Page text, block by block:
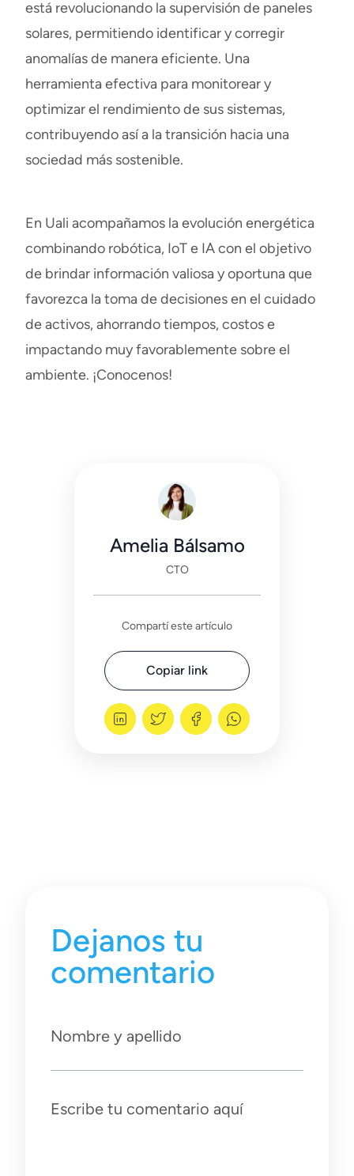
está revolucionando la supervisión de paneles
solares, permitiendo identificar y corregir
anomalías de manera eficiente. Una
herramienta efectiva para monitorear y
optimizar el rendimiento de sus sistemas,
contribuyendo así a la transición hacia una
sociedad más sostenible.
En Uali acompañamos la evolución energética
combinando robótica, IoT e IA con el objetivo
de brindar información valiosa y oportuna que
favorezca la toma de decisiones en el cuidado
de activos, ahorrando tiempos, costos e
impactando muy favorablemente sobre el
ambiente. ¡Conocenos!
Amelia Bálsamo
CTO
Compartí este artículo
Copiar link
Dejanos tu
comentario
Nombre y apellido
Escribe tu comentario aquí